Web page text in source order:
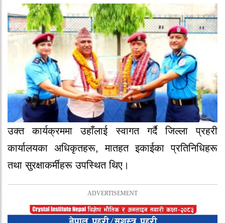
उक्त कार्यक्रममा उहाँलाई स्वागत गर्दै जिल्ला प्रहरी
कार्यालयका अधिकृतहरू, मातहत इकाईका प्रतिनिधिहरू
तथा सुरक्षाकर्मीहरू उपस्थित थिए।